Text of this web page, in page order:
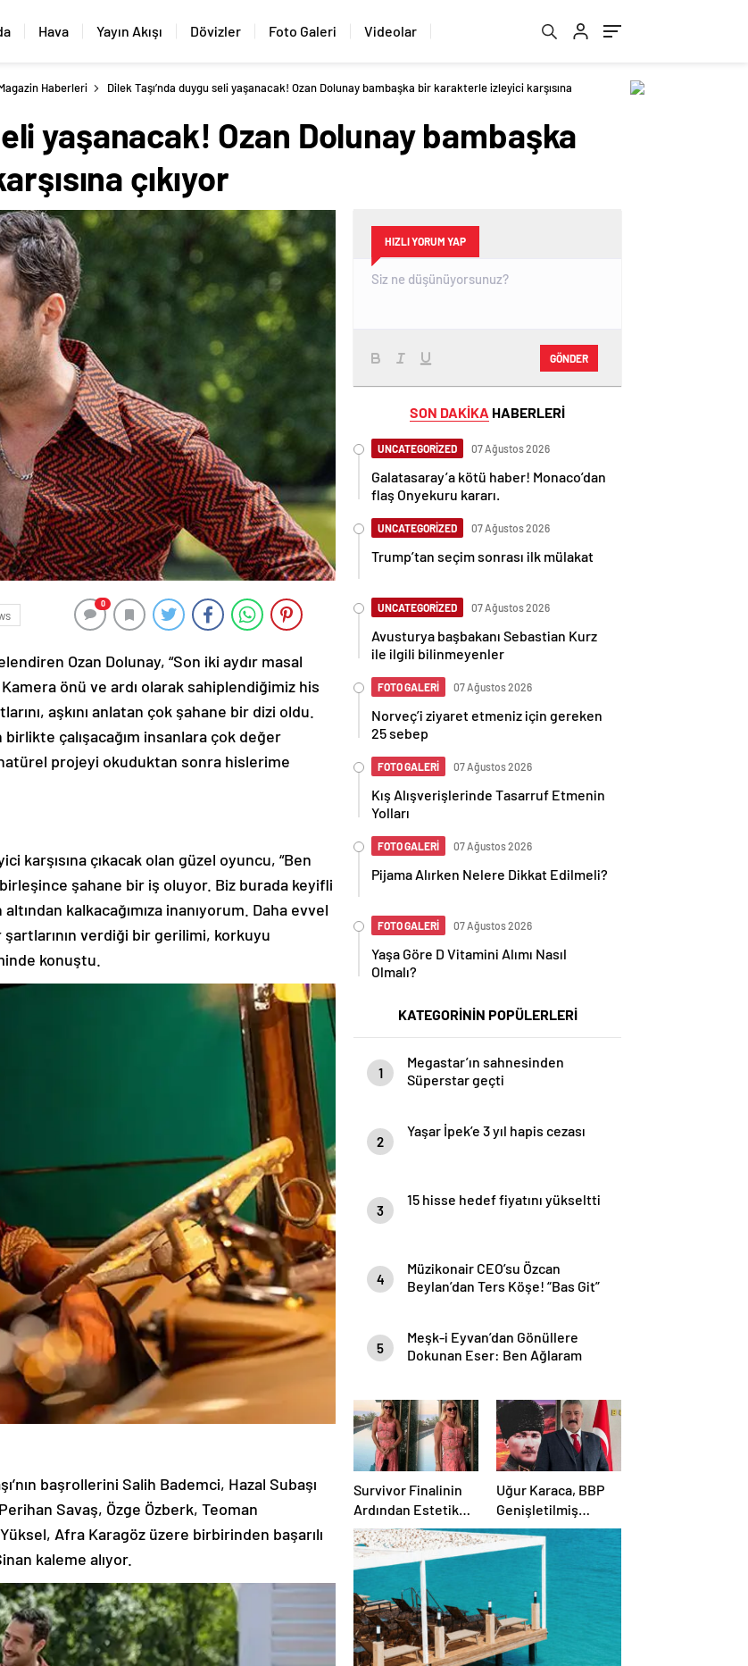
Hava Yayın Akışı Dövizler Foto Galeri Videolar
Haberleri
Dilek Taşı’nda duygu seli yaşanacak! Ozan Dolunay bambaşka bir karakterle izleyici karşısına
yaşanacak! Ozan Dolunay bambaşka
çıkıyor
0
Ozan Dolunay, “Son iki aydır masal
önü ve ardı olarak sahiplendiğimiz his
aşkını anlatan çok şahane bir dizi oldu.
çalışacağım insanlara çok değer
projeyi okuduktan sonra hislerime
karşısına çıkacak olan güzel oyuncu, “Ben
şahane bir iş oluyor. Biz burada keyifli
kalkacağımıza inanıyorum. Daha evvel
verdiği bir gerilimi, korkuyu
konuştu.
başrollerini Salih Bademci, Hazal Subaşı
Savaş, Özge Özberk, Teoman
Afra Karagöz üzere birbirinden başarılı
kaleme alıyor.
HIZLI YORUM YAP
GÖNDER
SON DAKİKA HABERLERİ
UNCATEGORİZED 07 Ağustos 2026
Galatasaray’a kötü haber! Monaco’dan
flaş Onyekuru kararı.
UNCATEGORİZED 07 Ağustos 2026
Trump’tan seçim sonrası ilk mülakat
UNCATEGORİZED 07 Ağustos 2026
Avusturya başbakanı Sebastian Kurz
ile ilgili bilinmeyenler
FOTO GALERİ 07 Ağustos 2026
Norveç’i ziyaret etmeniz için gereken
25 sebep
FOTO GALERİ 07 Ağustos 2026
Kış Alışverişlerinde Tasarruf Etmenin
Yolları
FOTO GALERİ 07 Ağustos 2026
Pijama Alırken Nelere Dikkat Edilmeli?
FOTO GALERİ 07 Ağustos 2026
Yaşa Göre D Vitamini Alımı Nasıl
Olmalı?
KATEGORİNİN POPÜLERLERİ
1
Megastar’ın sahnesinden
Süperstar geçti
2
Yaşar İpek’e 3 yıl hapis cezası
3
15 hisse hedef fiyatını yükseltti
4
Müzikonair CEO’su Özcan
Beylan’dan Ters Köşe! “Bas Git”
5
Meşk-i Eyvan’dan Gönüllere
Dokunan Eser: Ben Ağlaram
Survivor Finalinin
Ardından Estetik
Dokunuşuyla
Gündemde
Uğur Karaca, BBP
Genişletilmiş
Başkanlık
Divanı’nda görev